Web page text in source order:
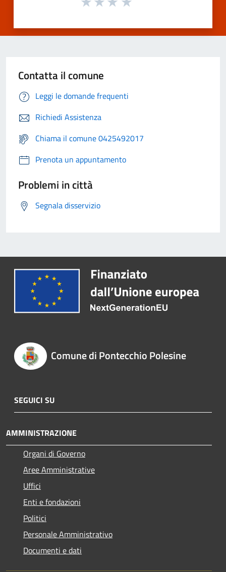
Contatta il comune
Leggi le domande frequenti
Richiedi Assistenza
Chiama il comune 0425492017
Prenota un appuntamento
Problemi in città
Segnala disservizio
Comune di Pontecchio Polesine
SEGUICI SU
AMMINISTRAZIONE
Organi di Governo
Aree Amministrative
Uffici
Enti e fondazioni
Politici
Personale Amministrativo
Documenti e dati